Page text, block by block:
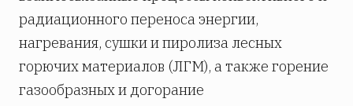
радиационного переноса энергии,
нагревания, сушки и пиролиза лесных
горючих материалов (ЛГМ), а также горение
газообразных и догорание